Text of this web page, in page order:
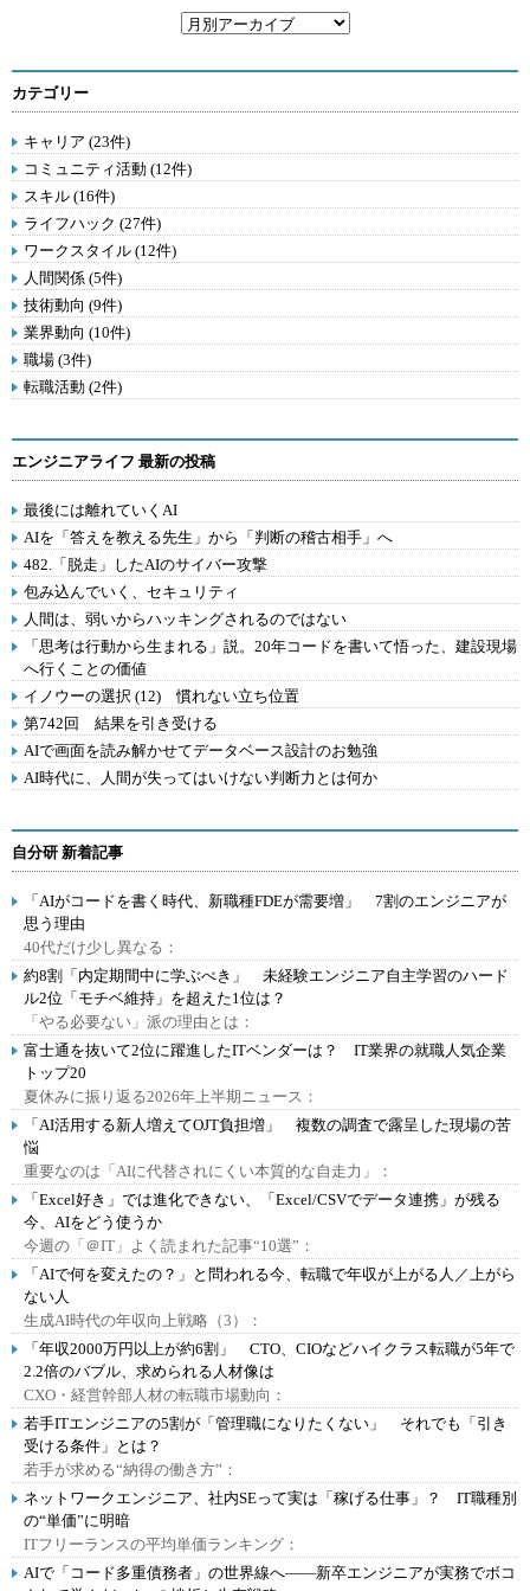
カテゴリー
キャリア (23件)
コミュニティ活動 (12件)
スキル (16件)
ライフハック (27件)
ワークスタイル (12件)
人間関係 (5件)
技術動向 (9件)
業界動向 (10件)
職場 (3件)
転職活動 (2件)
エンジニアライフ 最新の投稿
最後には離れていくAI
AIを「答えを教える先生」から「判断の稽古相手」へ
482.「脱走」したAIのサイバー攻撃
包み込んでいく、セキュリティ
人間は、弱いからハッキングされるのではない
「思考は行動から生まれる」説。20年コードを書いて悟った、建設現場
へ行くことの価値
イノウーの選択 (12) 慣れない立ち位置
第742回 結果を引き受ける
AIで画面を読み解かせてデータベース設計のお勉強
AI時代に、人間が失ってはいけない判断力とは何か
自分研 新着記事
「AIがコードを書く時代、新職種FDEが需要増」 7割のエンジニアが
思う理由
40代だけ少し異なる：
約8割「内定期間中に学ぶべき」 未経験エンジニア自主学習のハード
ル2位「モチベ維持」を超えた1位は？
「やる必要ない」派の理由とは：
富士通を抜いて2位に躍進したITベンダーは？ IT業界の就職人気企業
トップ20
夏休みに振り返る2026年上半期ニュース：
「AI活用する新人増えてOJT負担増」 複数の調査で露呈した現場の苦
悩
重要なのは「AIに代替されにくい本質的な自走力」：
「Excel好き」では進化できない、「Excel/CSVでデータ連携」が残る
今、AIをどう使うか
今週の「＠IT」よく読まれた記事“10選”：
「AIで何を変えたの？」と問われる今、転職で年収が上がる人／上がら
ない人
生成AI時代の年収向上戦略（3）：
「年収2000万円以上が約6割」 CTO、CIOなどハイクラス転職が5年で
2.2倍のバブル、求められる人材像は
CXO・経営幹部人材の転職市場動向：
若手ITエンジニアの5割が「管理職になりたくない」 それでも「引き
受ける条件」とは？
若手が求める“納得の働き方”：
ネットワークエンジニア、社内SEって実は「稼げる仕事」？ IT職種別
の“単価”に明暗
ITフリーランスの平均単価ランキング：
AIで「コード多重債務者」の世界線へ――新卒エンジニアが実務でボコ